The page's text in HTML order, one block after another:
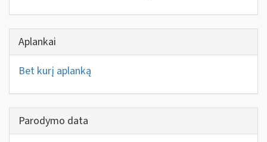
Aplankai
Bet kurį aplanką
Parodymo data